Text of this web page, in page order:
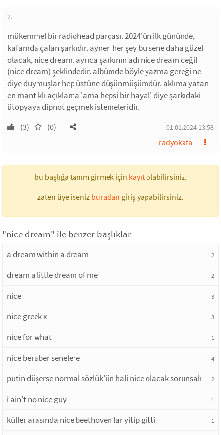
2.
mükemmel bir radiohead parçası. 2024'ün ilk gününde,
kafamda çalan şarkıdır. aynen her şey bu sene daha güzel
olacak, nice dream. ayrıca şarkının adı nice dream değil
(nice dream) şeklindedir. albümde böyle yazma gereği ne
diye duymuşlar hep üstüne düşünmüşümdür. aklıma yatan
en mantıklı açıklama 'ama hepsi bir hayal' diye şarkıdaki
ütopyaya dipnot geçmek istemeleridir.
(3) (0) 01.01.2024 13:58
radyokafa
bu başlığa tanım girmek için kayıtolabilirsiniz.
zaten üye iseniz buradan giriş yapabilirsiniz.
"nice dream" ile benzer başlıklar
a dream within a dream 2
dream a little dream of me 2
nice 3
nice greek x 3
nice for what 1
nice beraber senelere 4
putin düşerse normal sözlük'ün hali nice olacak sorunsalı 2
i ain't no nice guy 1
küller arasında nice beethoven lar yitip gitti 1